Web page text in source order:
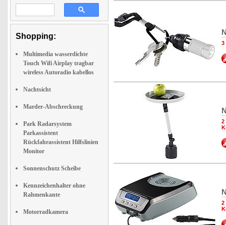
Shopping:
Multimedia wasserdichte
Touch Wifi Airplay tragbar
wireless Autoradio kabellos
Nachtsicht
Marder-Abschreckung
Park Radarsystem
Parkassistent
Rückfahrassistent Hilfslinien
Monitor
Sonnenschutz Scheibe
Kennzeichenhalter ohne
Rahmenkante
Motorradkamera
3
2
2